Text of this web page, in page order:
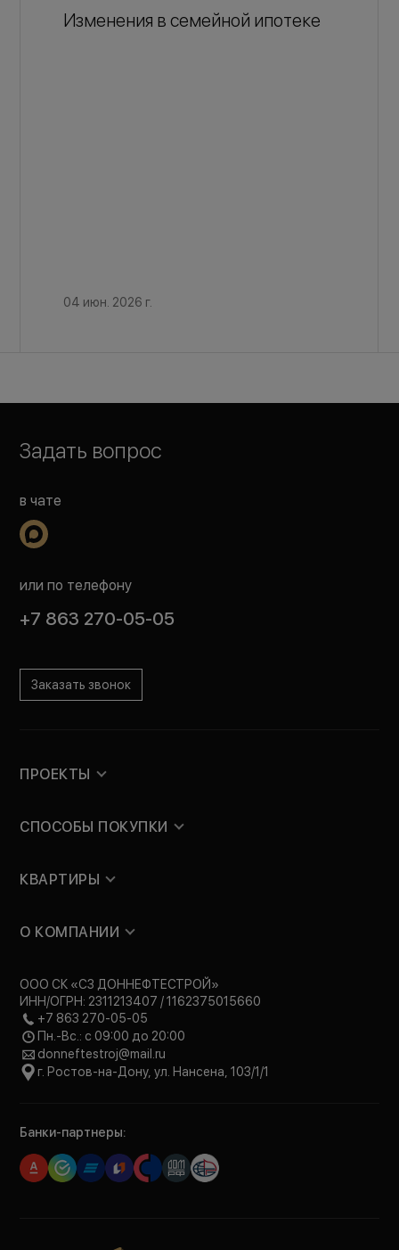
Изменения в семейной ипотеке
04 июн. 2026 г.
Задать вопрос
в чате
или по телефону
+7 863 270-05-05
Заказать звонок
ПРОЕКТЫ
СПОСОБЫ ПОКУПКИ
КВАРТИРЫ
О КОМПАНИИ
ООО СК «СЗ ДОННЕФТЕСТРОЙ»
ИНН/ОГРН: 2311213407 / 1162375015660
+7 863 270-05-05
Пн.-Вс.: с 09:00 до 20:00
donneftestroj@mail.ru
г. Ростов-на-Дону, ул. Нансена, 103/1/1
Банки-партнеры: